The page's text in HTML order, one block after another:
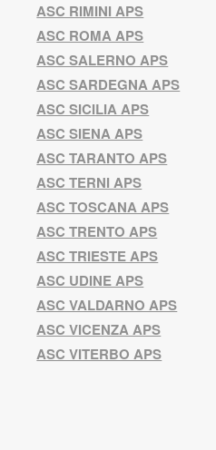
ASC RIMINI APS
ASC ROMA APS
ASC SALERNO APS
ASC SARDEGNA APS
ASC SICILIA APS
ASC SIENA APS
ASC TARANTO APS
ASC TERNI APS
ASC TOSCANA APS
ASC TRENTO APS
ASC TRIESTE APS
ASC UDINE APS
ASC VALDARNO APS
ASC VICENZA APS
ASC VITERBO APS